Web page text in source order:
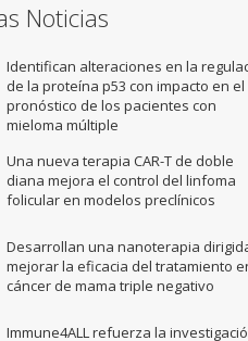
Noticias
Identifican alteraciones en la
de la proteína p53 con impacto en el
pronóstico de los pacientes con
mieloma múltiple
Una nueva terapia CAR-T de doble
diana mejora el control del linfoma
folicular en modelos preclínicos
Desarrollan una nanoterapia
mejorar la eficacia del tratamiento
cáncer de mama triple negativo
Immune4ALL refuerza la